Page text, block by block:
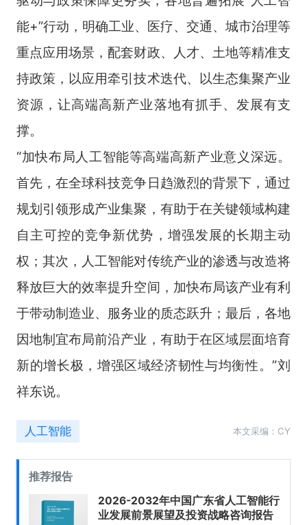
能+”行动，明确工业、医疗、交通、城市治理等
重点应用场景，配套财政、人才、土地等精准支
持政策，以应用牵引技术迭代、以生态集聚产业
资源，让高端高新产业落地有抓手、发展有支
撑。
“加快布局人工智能等高端高新产业意义深远。
首先，在全球科技竞争日趋激烈的背景下，通过
规划引领形成产业集聚，有助于在关键领域构建
自主可控的竞争新优势，增强发展的长期主动
权；其次，人工智能对传统产业的渗透与改造将
释放巨大的效率提升空间，加快布局该产业有利
于带动制造业、服务业的质态跃升；最后，各地
因地制宜布局前沿产业，有助于在区域层面培育
新的增长极，增强区域经济韧性与均衡性。”刘
祥东说。
人工智能 本文采编：CY
推荐报告
2026-2032年中国广东省人工智能行
业发展前景展望及投资战略咨询报告